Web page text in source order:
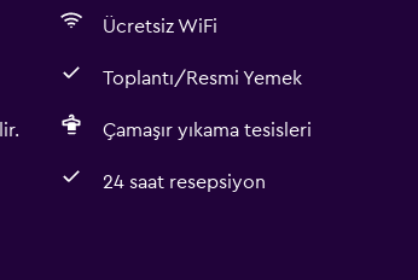
Ücretsiz WiFi
Toplantı/Resmi Yemek
Çamaşır yıkama tesisleri
24 saat resepsiyon